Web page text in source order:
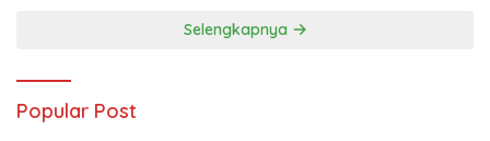
Selengkapnya
Popular Post